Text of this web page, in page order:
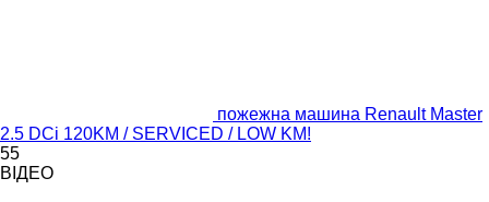
пожежна машина Renault Master
2.5 DCi 120KM / SERVICED / LOW KM!
55
ВІДЕО